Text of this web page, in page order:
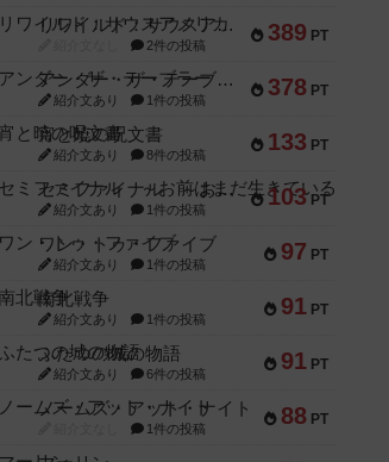
389 PT
リワイルド：サウスアメリカ
2件の投稿
378 PT
アンダー・ザ・テーブラー
紹介文あり 1件の投稿
133 PT
宵と暁の呪文書
紹介文あり 8件の投稿
103 PT
セミファイナル ～お前はまだ生きている～
紹介文あり 1件の投稿
97 PT
ワン・トゥ・ファイブ
紹介文あり 1件の投稿
91 PT
南北戦争
紹介文あり 1件の投稿
91 PT
ふたつの城の物語
紹介文あり 6件の投稿
88 PT
ノームズ・アット・ナイト
1件の投稿